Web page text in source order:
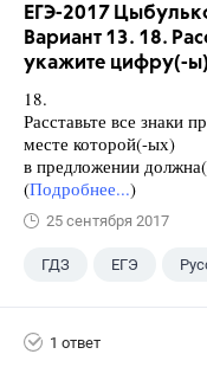
ЕГЭ-2017
Вариант 13. 18.
укажите цифру(-
18.
Расставьте все знаки
месте которой(-ых)
в предложении
(Подробнее...)
25 сентября 2017
ГДЗ ЕГЭ
1 ответ